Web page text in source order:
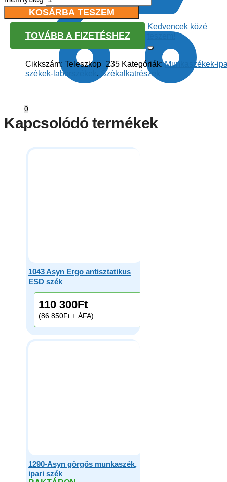
0
KOSÁRBA TESZEM
TOVÁBB A FIZETÉSHEZ
Kedvencek közé
Cikkszám: Teleszkop_235 Kategóriák:Munkaszékek-
székek-laborszékek , Székalkatrészek
Kapcsolódó termékek
1043 Asyn Ergo antisztatikus
ESD szék
110 300Ft
(86 850Ft + ÁFA)
1290-Asyn görgős munkaszék,
ipari szék